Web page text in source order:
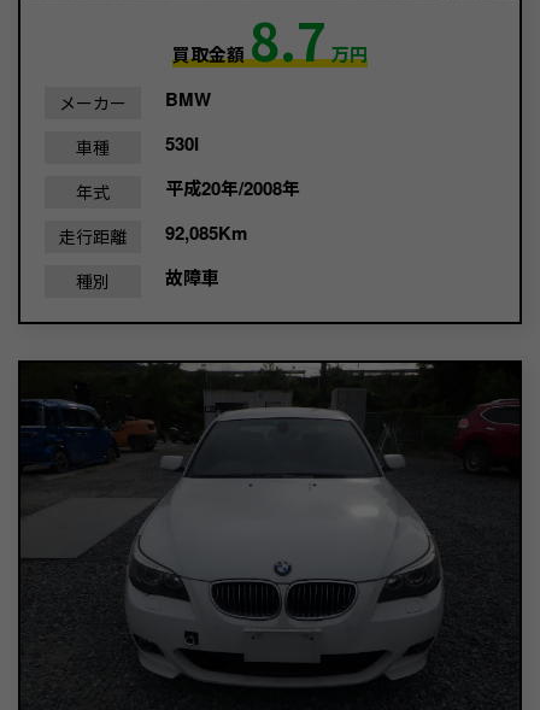
買取金額8.7万円
メーカー BMW
車種 530I
年式 平成20年/2008年
走行距離 92,085Km
種別 故障車